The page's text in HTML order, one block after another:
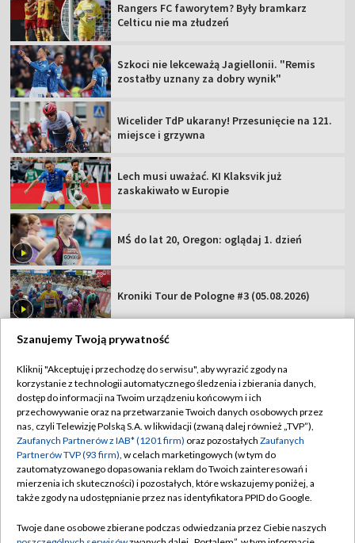
Rangers FC faworytem? Były bramkarz
Celticu nie ma złudzeń
Szkoci nie lekceważą Jagiellonii. "Remis
zostałby uznany za dobry wynik"
Wicelider TdP ukarany! Przesunięcie na 121.
miejsce i grzywna
Lech musi uważać. KI Klaksvik już
zaskakiwało w Europie
MŚ do lat 20, Oregon: oglądaj 1. dzień
Kroniki Tour de Pologne #3 (05.08.2026)
TVP
Abonament TVP
Sklep TVP
Biuro Reklamy
Oferta Handlowa
Emisja w TVP
Regulamin TVP
Polityka prywatności
Moje zgody
Biuro reklamy
Szanujemy Twoją prywatność
Kliknij "Akceptuję i przechodzę do serwisu", aby wyrazić zgody na
korzystanie z technologii automatycznego śledzenia i zbierania danych,
dostęp do informacji na Twoim urządzeniu końcowym i ich
przechowywanie oraz na przetwarzanie Twoich danych osobowych przez
nas, czyli Telewizję Polską S.A. w likwidacji (zwaną dalej również „TVP”),
Zaufanych Partnerów z IAB* (1201 firm) oraz pozostałych Zaufanych
Partnerów TVP (93 firm), w celach marketingowych (w tym do
zautomatyzowanego dopasowania reklam do Twoich zainteresowań i
mierzenia ich skuteczności) i pozostałych, które wskazujemy poniżej, a
także zgody na udostępnianie przez nas identyfikatora PPID do Google.
Twoje dane osobowe zbierane podczas odwiedzania przez Ciebie naszych